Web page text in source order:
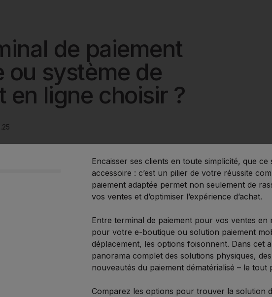
de paiement
ou système de
en ligne choisir ?
Encaisser ses clients en toute simplicité, que
accessoire : c’est un pilier de votre réussite
paiement adaptée permet non seulement de
vos ventes et d’optimiser l’expérience d’achat.
Entre terminal de paiement pour vos ventes en
pour votre e-boutique ou solution paiement
déplacement, les options foisonnent. Dans cet
panorama complet des solutions physiques,
nouveautés du paiement dématérialisé – le
Comparez les options pour trouver la solution